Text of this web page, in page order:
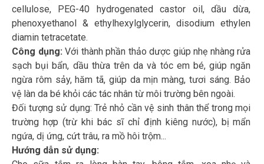
cellulose, PEG-40 hydrogenated castor oil, dầu dừa,
phenoxyethanol & ethylhexylglycerin, disodium ethylen
diamin tetracetate.
Công dụng: Với thành phần thảo dược giúp nhẹ nhàng rửa
sạch bụi bẩn, dầu thừa trên da và tóc em bé, giúp ngăn
ngừa rôm sảy, hăm tã, giúp da mịn màng, tươi sáng. Bảo
vệ làn da bé khỏi các tác nhân từ môi trường bên ngoài.
Đối tượng sử dụng: Trẻ nhỏ cần vệ sinh thân thể trong mọi
trường hợp (trừ khi bác sĩ chỉ định kiêng nước), bị mẩn
ngứa, dị ứng, cứt trâu, ra mồ hôi trộm...
Hướng dẫn sử dụng: